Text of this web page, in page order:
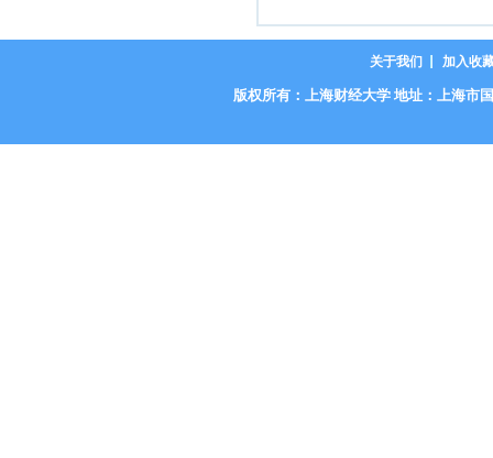
关于我们 加入收
版权所有：上海财经大学 地址：上海